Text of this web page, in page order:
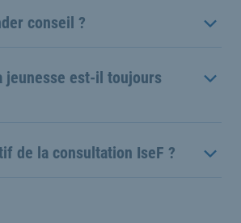
conseil ?
jeunesse est-il toujours
de la consultation IseF ?